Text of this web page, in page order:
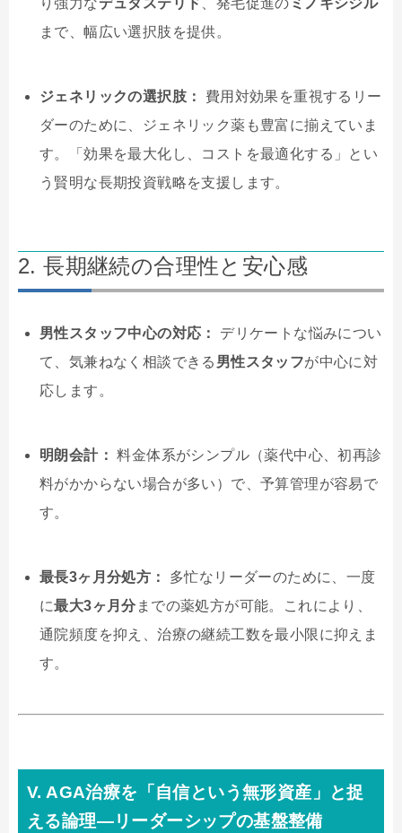
り強力なデュタステリド 、発毛促進の ミノキシジル
まで、幅広い選択肢を提供。
ジェネリックの選択肢：
費用対効果を重視するリー
ダーのために、ジェネリック薬も豊富に揃えていま
す。「効果を最大化し、コストを最適化する」とい
う賢明な長期投資戦略を支援します。
2. 長期継続の合理性と安心感
男性スタッフ中心の対応：
デリケートな悩みについ
て、気兼ねなく相談できる 男性スタッフが中心に対
応します。
明朗会計： 料金体系がシンプル（薬代中心、初再診
料がかからない場合が多い）で、予算管理が容易で
す。
最長3ヶ月分処方：
多忙なリーダーのために、一度
に最大3ヶ月分 までの薬処方が可能。これにより、
通院頻度を抑え、治療の継続工数を最小限に抑えま
す。
V. AGA治療を「自信という無形資産」と捉
える論理—リーダーシップの基盤整備